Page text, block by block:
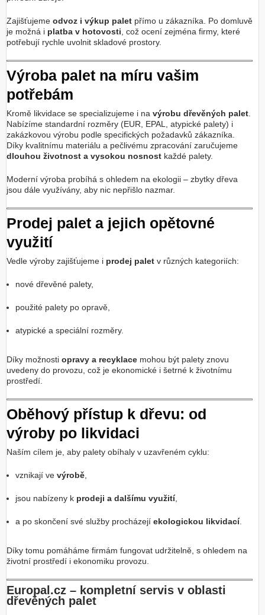
Zajišťujeme odvoz i výkup palet přímo u zákazníka. Po domluvě
je možná i platba v hotovosti , což ocení zejména firmy, které
potřebují rychle uvolnit skladové prostory.
Výroba palet na míru vašim
potřebám
Kromě likvidace se specializujeme i na výrobu dřevěných palet
Nabízíme standardní rozměry (EUR, EPAL, atypické palety) i
zakázkovou výrobu podle specifických požadavků zákazníka.
Díky kvalitnímu materiálu a pečlivému zpracování zaručujeme
dlouhou životnost a vysokou nosnost každé palety.
Moderní výroba probíhá s ohledem na ekologii – zbytky dřeva
jsou dále využívány, aby nic nepřišlo nazmar.
Prodej palet a jejich opětovné
využití
Vedle výroby zajišťujeme i prodej palet v různých kategoriích:
nové dřevěné palety,
použité palety po opravě,
atypické a speciální rozměry.
Díky možnosti opravy a recyklace mohou být palety znovu
uvedeny do provozu, což je ekonomické i šetrné k životnímu
prostředí.
Oběhový přístup k dřevu: od
výroby po likvidaci
Naším cílem je, aby palety obíhaly v uzavřeném cyklu:
vznikají ve výrobě
jsou nabízeny k prodeji a dalšímu využití,
a po skončení své služby procházejí ekologickou likvidací.
Díky tomu pomáháme firmám fungovat udržitelně, s ohledem na
životní prostředí i ekonomiku provozu.
Europal.cz – kompletní servis v oblasti
dřevěných palet